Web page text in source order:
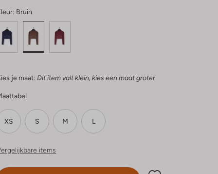
Bruin
je maat: Dit item valt klein, kies een maat groter
XS S M L
items